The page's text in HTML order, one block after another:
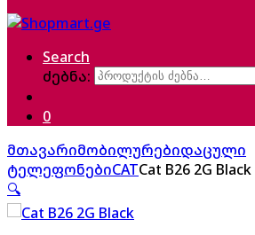
Search
ძებნა:
0
მთავარიმობილურებიდაცული
ტელეფონებიCATCat B26 2G Black
🔍